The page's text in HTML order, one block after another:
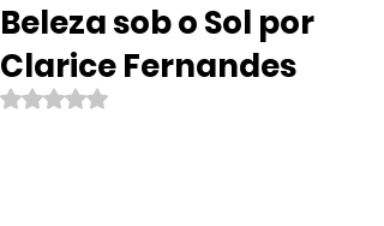
Beleza sob o Sol por
Clarice Fernandes
Avaliado com NaN de 5 estrelas.